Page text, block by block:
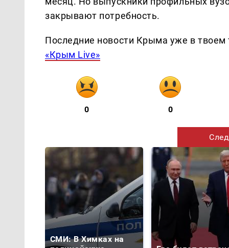
закрывают потребность.
Последние новости Крыма уже в
«Крым Live»
0 0
СМИ: В Химках на